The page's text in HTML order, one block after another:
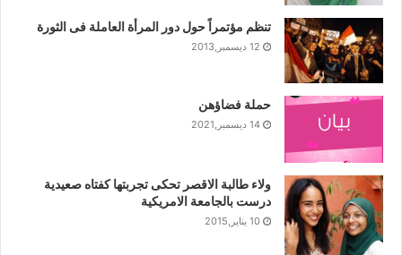
تنظم مؤتمراً حول دور المرأة العاملة فى الثورة
12 ديسمبر,2013
حملة فضاؤهن
14 ديسمبر,2021
ولاء طالبة الاقصر تحكى تجربتها كفتاه صعيدية
درست بالجامعة الامريكية
10 يناير,2015